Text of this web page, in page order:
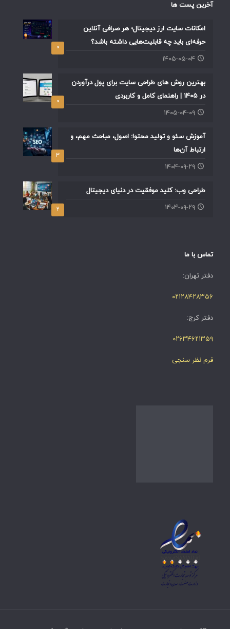
آخرین پست ها
۰
امکانات سایت ارز دیجیتال؛ هر صرافی آنلاین
حرفه‌ای باید چه قابلیت‌هایی داشته باشد؟
۱۴۰۵-۰۵-۰۴
۰
بهترین روش های طراحی سایت برای پول درآوردن
در ۱۴۰۵ | راهنمای کامل و کاربردی
۱۴۰۵-۰۴-۰۹
۳
آموزش سئو و تولید محتوا: اصول، مباحث مهم، و
ارتباط آن‌ها
۱۴۰۴-۰۹-۲۹
۲
طراحی وب: کلید موفقیت در دنیای دیجیتال
۱۴۰۴-۰۹-۲۹
تماس با ما
دفتر تهران:
۰۲۱۲۸۴۲۸۳۵۶
دفتر کرج:
۰۲۶۳۴۶۲۱۳۵۹
فرم نظر سنجی